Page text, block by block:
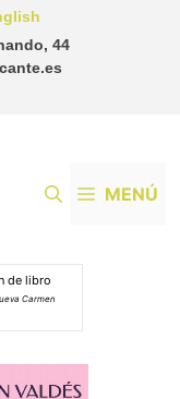
44
MENÚ
de libro
Carmen